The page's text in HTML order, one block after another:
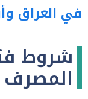
في العراق
شروط
المصرف